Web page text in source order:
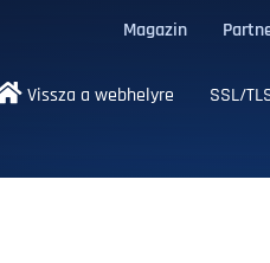
Magazin
TLS tanúsítványok
Vissza a webhelyre SSL/